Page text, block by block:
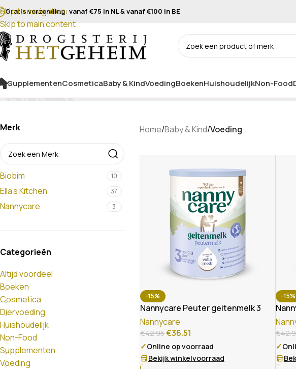
Skip to navigation
Skip to main content
Gratis verzending: vanaf €75 in NL & vanaf €100 in BE Gratis
SupplementenCosmeticaBaby & KindVoedingBoekenHuishoudelijkNon-Food
Merk
Biobim 10
Ella's Kitchen 37
Nannycare 3
Categorieën
Altijd voordeel
Boeken
Cosmetica
Diervoeding
Huishoudelijk
Non-Food
Supplementen
Voeding
Home/Baby & Kind/Voeding
-15%
Nannycare Peuter geitenmelk 3
Nannycare
€42.95€36.51
✓Online op voorraad
Bekijk winkelvoorraad
-15%
€
✓